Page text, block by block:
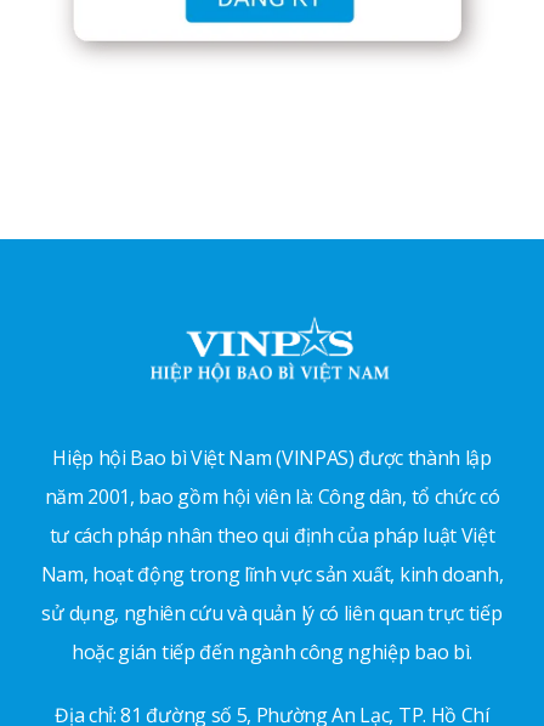
Hiệp hội Bao bì Việt Nam (VINPAS) được thành lập
năm 2001, bao gồm hội viên là: Công dân, tổ chức có
tư cách pháp nhân theo qui định của pháp luật Việt
Nam, hoạt động trong lĩnh vực sản xuất, kinh doanh,
sử dụng, nghiên cứu và quản lý có liên quan trực tiếp
hoặc gián tiếp đến ngành công nghiệp bao bì.
Địa chỉ: 81 đường số 5, Phường An Lạc, TP. Hồ Chí